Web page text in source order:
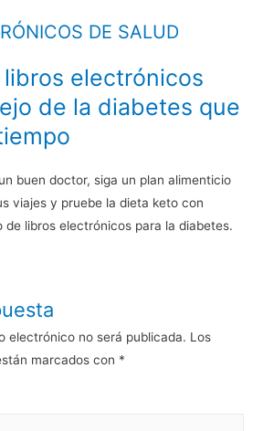
DE SALUD
electrónicos
de la diabetes que
buen doctor, siga un plan alimenticio
viajes y pruebe la dieta keto con
de libros electrónicos para la diabetes.
electrónico no será publicada. Los
marcados con *